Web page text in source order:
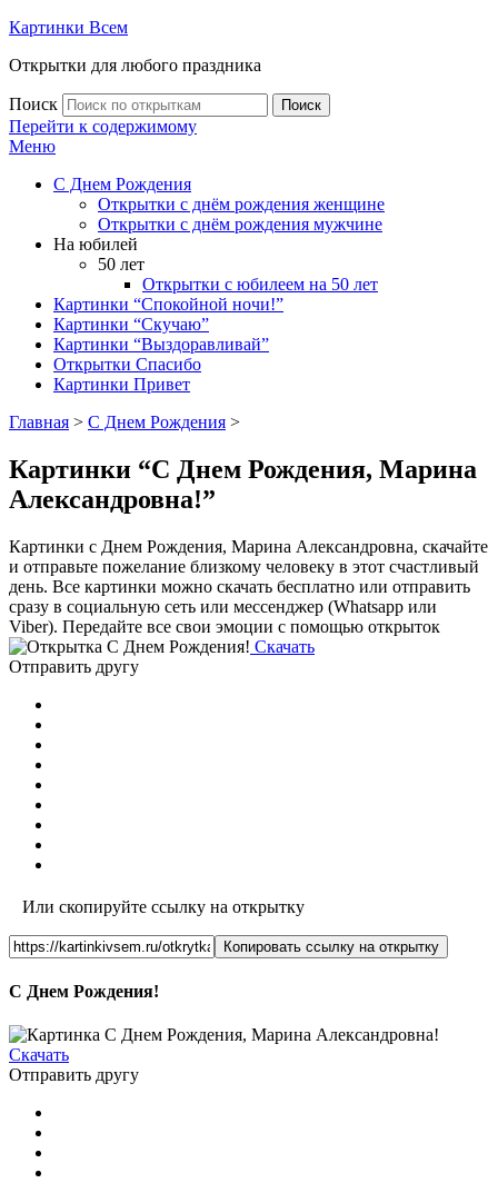
Картинки Всем
Открытки для любого праздника
Поиск Поиск
Перейти к содержимому
Меню
С Днем Рождения
Открытки с днём рождения женщине
Открытки с днём рождения мужчине
На юбилей
50 лет
Открытки с юбилеем на 50 лет
Картинки “Спокойной ночи!”
Картинки “Скучаю”
Картинки “Выздоравливай”
Открытки Спасибо
Картинки Привет
Главная > С Днем Рождения >
Картинки “С Днем Рождения, Марина
Александровна!”
Картинки с Днем Рождения, Марина Александровна, скачайте
и отправьте пожелание близкому человеку в этот счастливый
день. Все картинки можно скачать бесплатно или отправить
сразу в социальную сеть или мессенджер (Whatsapp или
Viber). Передайте все свои эмоции с помощью открыток
Скачать
Отправить другу
Или скопируйте ссылку на открытку
Копировать ссылку на открытку
С Днем Рождения!
Скачать
Отправить другу